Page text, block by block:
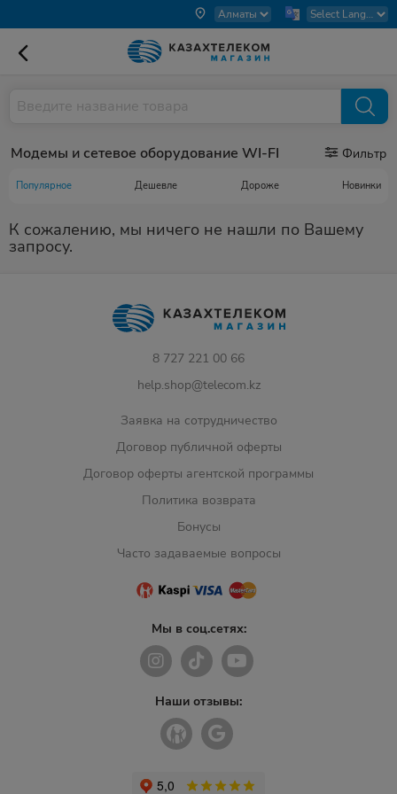
Модемы и сетевое оборудование WI-FI Фильтр
Популярное Дешевле Дороже Новинки
К сожалению, мы ничего не нашли по Вашему
запросу.
8 727 221 00 66
help.shop@telecom.kz
Заявка на сотрудничество
Договор публичной оферты
Договор оферты агентской программы
Политика возврата
Бонусы
Часто задаваемые вопросы
Мы в соц.сетях:
Наши отзывы: